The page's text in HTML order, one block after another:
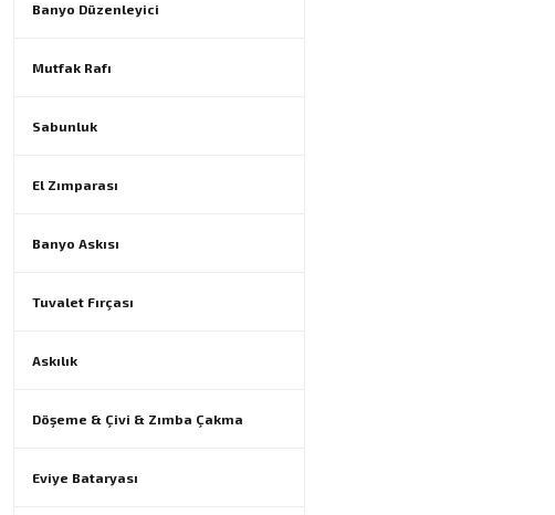
Banyo Düzenleyici
Mutfak Rafı
Sabunluk
El Zımparası
Banyo Askısı
Tuvalet Fırçası
Askılık
Döşeme & Çivi & Zımba Çakma
Eviye Bataryası